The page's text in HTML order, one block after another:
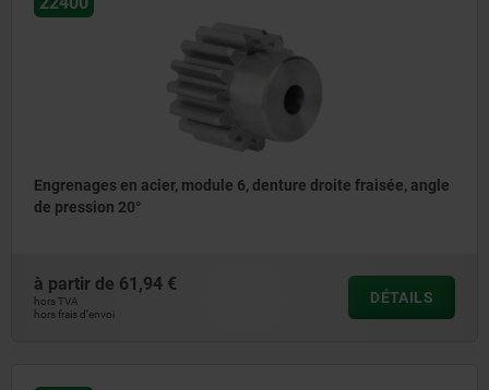
Engrenages en acier, module 6, denture droite fraisée, angle
de pression 20°
à partir de 61,94 €
hors TVA
hors frais d’envoi
DÉTAILS